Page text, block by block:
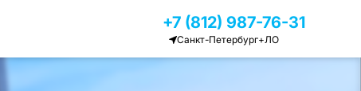
+7 (812) 987-76-31
Санкт-Петербург+ЛО